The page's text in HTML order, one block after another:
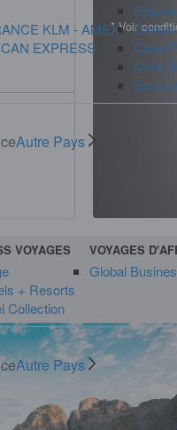
KLM - AMEX
EXPRESS
Cartes
Carte
Carte
Autre Pays
VOYAGES
+ Resorts
Collection
VOYAGES
Global
Autre Pays
* Voir